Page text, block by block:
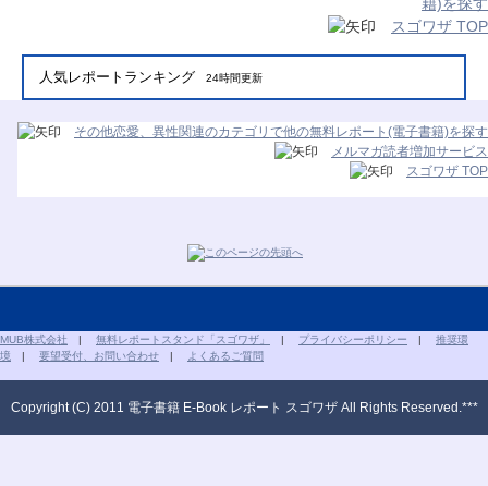
スゴワザ TOP
人気レポートランキング 24時間更新
その他恋愛、異性関連のカテゴリで他の無料レポート(電子書籍)を探す
メルマガ読者増加サービス
スゴワザ TOP
MUB株式会社 | 無料レポートスタンド「スゴワザ」 | プライバシーポリシー | 推奨環
境 | 要望受付、お問い合わせ | よくあるご質問
Copyright (C) 2011 電子書籍 E-Book レポート スゴワザ All Rights Reserved.***